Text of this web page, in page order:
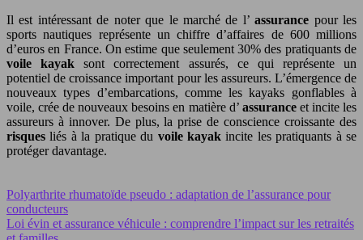
Il est intéressant de noter que le marché de l’assurance pour les
sports nautiques représente un chiffre d’affaires de 600 millions
d’euros en France. On estime que seulement 30% des pratiquants de
voile kayaksont correctement assurés, ce qui représente un
potentiel de croissance important pour les assureurs. L’émergence de
nouveaux types d’embarcations, comme les kayaks gonflables à
voile, crée de nouveaux besoins en matière d’ assurance et incite les
assureurs à innover. De plus, la prise de conscience croissante des
risquesliés à la pratique du voile kayakincite les pratiquants à se
protéger davantage.
Polyarthrite rhumatoïde pseudo : adaptation de l’assurance pour
conducteurs
Loi évin et assurance véhicule : comprendre l’impact sur les retraités